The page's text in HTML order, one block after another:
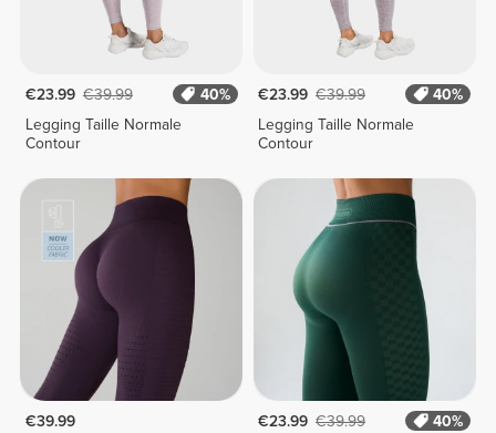
€23.99 €39.99
40%
Legging Taille Normale
Contour
€23.99 €39.99
40%
Legging Taille Normale
Contour
€39.99
€23.99 €39.99
40%